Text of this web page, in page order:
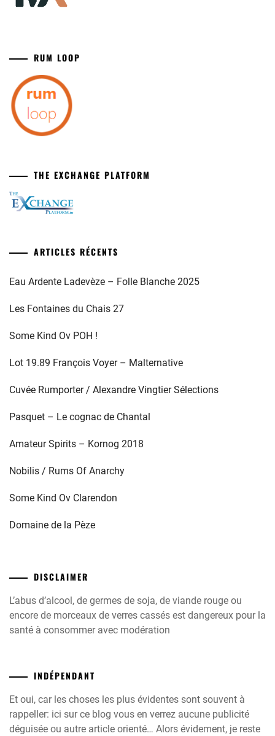
RUM LOOP
THE EXCHANGE PLATFORM
ARTICLES RÉCENTS
Eau Ardente Ladevèze – Folle Blanche 2025
Les Fontaines du Chais 27
Some Kind Ov POH !
Lot 19.89 François Voyer – Malternative
Cuvée Rumporter / Alexandre Vingtier Sélections
Pasquet – Le cognac de Chantal
Amateur Spirits – Kornog 2018
Nobilis / Rums Of Anarchy
Some Kind Ov Clarendon
Domaine de la Pèze
DISCLAIMER
L’abus d’alcool, de germes de soja, de viande rouge ou
encore de morceaux de verres cassés est dangereux pour la
santé à consommer avec modération
INDÉPENDANT
Et oui, car les choses les plus évidentes sont souvent à
rappeller: ici sur ce blog vous en verrez aucune publicité
déguisée ou autre article orienté… Alors évidement, je reste